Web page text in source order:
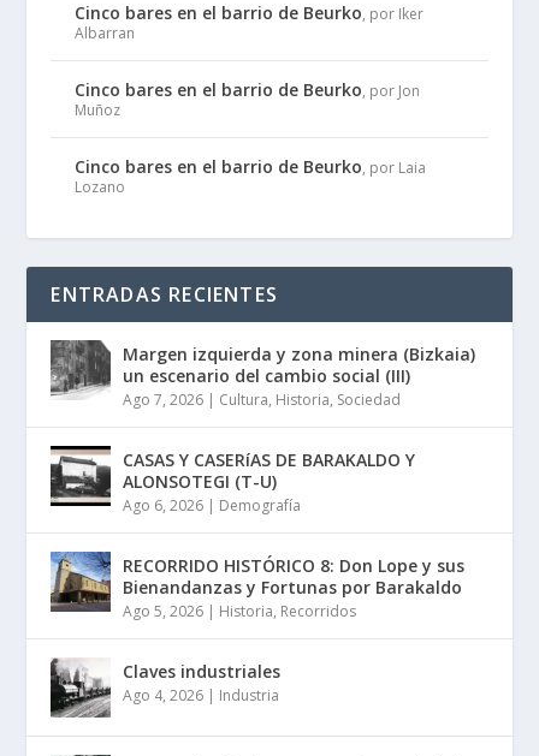
Cinco bares en el barrio de Beurko, por Iker
Albarran
Cinco bares en el barrio de Beurko, por Jon
Muñoz
Cinco bares en el barrio de Beurko, por Laia
Lozano
ENTRADAS RECIENTES
Margen izquierda y zona minera (Bizkaia)
un escenario del cambio social (III)
Ago 7, 2026 | Cultura, Historia, Sociedad
CASAS Y CASERíAS DE BARAKALDO Y
ALONSOTEGI (T-U)
Ago 6, 2026 | Demografía
RECORRIDO HISTÓRICO 8: Don Lope y sus
Bienandanzas y Fortunas por Barakaldo
Ago 5, 2026 | Historia, Recorridos
Claves industriales
Ago 4, 2026 | Industria